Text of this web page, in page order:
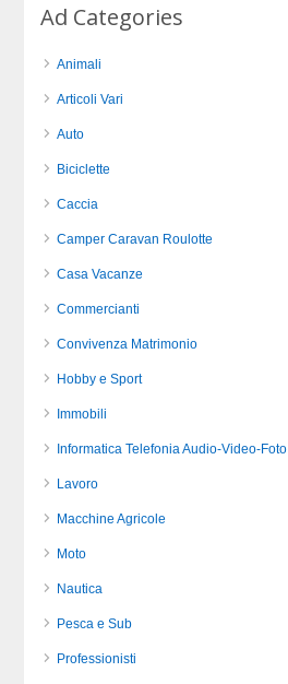
Ad Categories
Animali
Articoli Vari
Auto
Biciclette
Caccia
Camper Caravan Roulotte
Casa Vacanze
Commercianti
Convivenza Matrimonio
Hobby e Sport
Immobili
Informatica Telefonia Audio-Video-Foto
Lavoro
Macchine Agricole
Moto
Nautica
Pesca e Sub
Professionisti